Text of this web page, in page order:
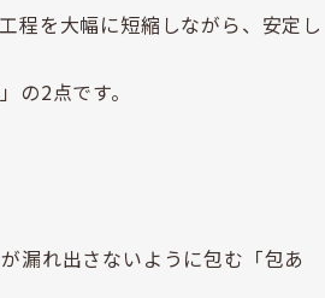
程を大幅に短縮しながら、安定し
の2点です。
漏れ出さないように包む「包あ